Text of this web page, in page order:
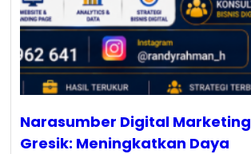
Narasumber Digital Marketing
Gresik: Meningkatkan Daya